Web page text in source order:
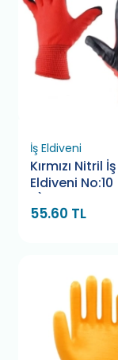
İş Eldiveni
Kırmızı Nitril İş
Eldiveni
5)
55.60 TL